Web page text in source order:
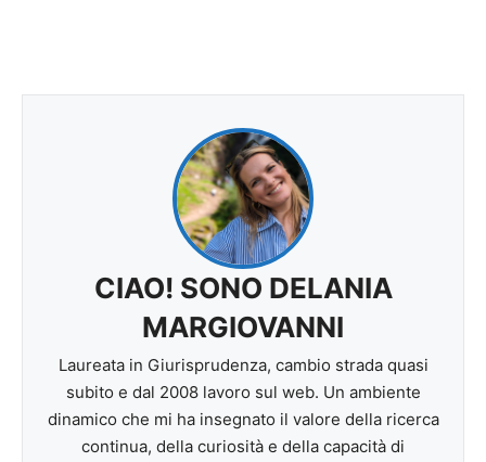
CIAO! SONO DELANIA
MARGIOVANNI
Laureata in Giurisprudenza, cambio strada quasi
subito e dal 2008 lavoro sul web. Un ambiente
dinamico che mi ha insegnato il valore della ricerca
continua, della curiosità e della capacità di